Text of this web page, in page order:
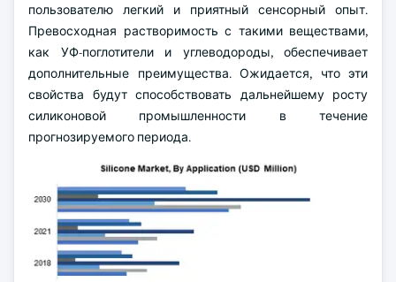
пользователю легкий и приятный сенсорный опыт.
Превосходная растворимость с такими веществами,
как УФ-поглотители и углеводороды, обеспечивает
дополнительные преимущества. Ожидается, что эти
свойства будут способствовать дальнейшему росту
силиконовой промышленности в течение
прогнозируемого периода.